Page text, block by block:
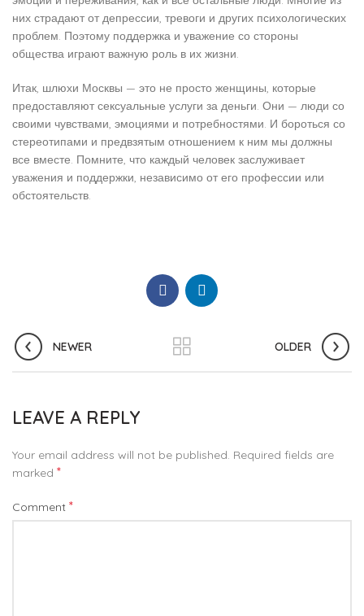
них страдают от депрессии, тревоги и других психологических
проблем. Поэтому поддержка и уважение со стороны
общества играют важную роль в их жизни.
Итак, шлюхи Москвы — это не просто женщины, которые
предоставляют сексуальные услуги за деньги. Они — люди со
своими чувствами, эмоциями и потребностями. И бороться со
стереотипами и предвзятым отношением к ним мы должны
все вместе. Помните, что каждый человек заслуживает
уважения и поддержки, независимо от его профессии или
обстоятельств.
NEWER OLDER
LEAVE A REPLY
Your email address will not be published. Required fields are
marked *
Comment *